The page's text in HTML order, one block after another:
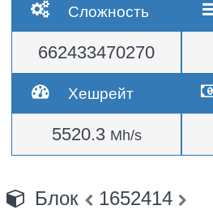
Сложность
662433470270
Хешрейт
5520.3 Mh/s
Блок 1652414